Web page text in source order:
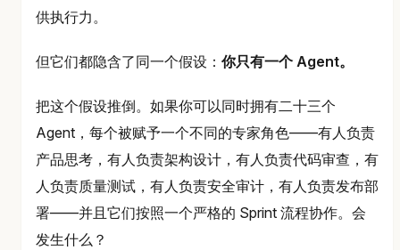
供执行力。
但它们都隐含了同一个假设： 你只有一个 Agent。
把这个假设推倒。如果你可以同时拥有二十三个
Agent，每个被赋予一个不同的专家角色——有人负责
产品思考，有人负责架构设计，有人负责代码审查，有
人负责质量测试，有人负责安全审计，有人负责发布部
署——并且它们按照一个严格的 Sprint 流程协作。会
发生什么？